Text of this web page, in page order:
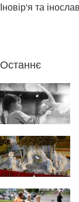
Іновір'я та
Останнє